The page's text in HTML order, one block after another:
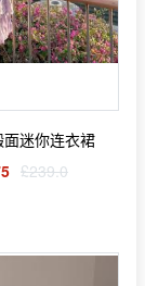
迷你连衣裙
£239.0